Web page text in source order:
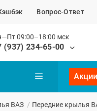
Вопрос-Ответ
09:00–18:00 мск
(937) 234-65-00
ВАЗ / Передние крылья